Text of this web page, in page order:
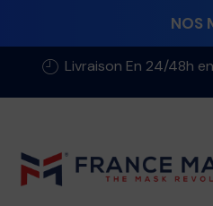
NOS
Livraison En 24/48h